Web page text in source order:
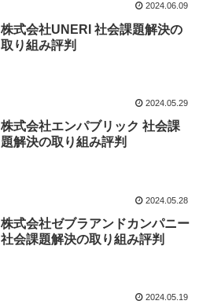
2024.06.09
株式会社UNERI 社会課題解決の
取り組み評判
2024.05.29
株式会社エンパブリック 社会課
題解決の取り組み評判
2024.05.28
株式会社ゼブラアンドカンパニー
社会課題解決の取り組み評判
2024.05.19